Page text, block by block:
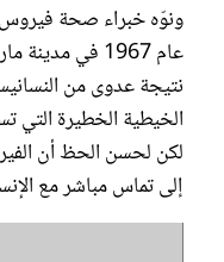
ونوّه خبراء صحة
عام 1967 في
نتيجة عدوى من
الخيطية الخطيرة التي
لكن لحسن الحظ أن
إلى تماس مباشر مع